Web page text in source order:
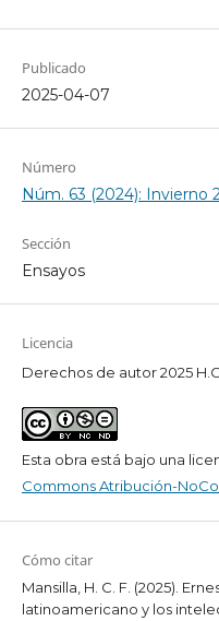
Publicado
2025-04-07
Número
Núm. 63 (2024): Invierno
Sección
Ensayos
Licencia
Derechos de autor 2025
Esta obra está bajo una
Commons Atribución-
Cómo citar
Mansilla, H. C. F. (2025).
latinoamericano y los